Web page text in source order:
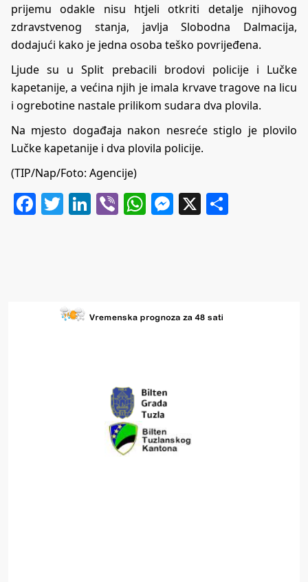
prijemu odakle nisu htjeli otkriti detalje njihovog
zdravstvenog stanja, javlja Slobodna Dalmacija,
dodajući kako je jedna osoba teško povrijeđena.
Ljude su u Split prebacili brodovi policije i Lučke
kapetanije, a većina njih je imala krvave tragove na licu
i ogrebotine nastale prilikom sudara dva plovila.
Na mjesto događaja nakon nesreće stiglo je plovilo
Lučke kapetanije i dva plovila policije.
(TIP/Nap/Foto: Agencije)
Facebook
Twitter
LinkedIn
ViberWhatsApp
Messenger
X